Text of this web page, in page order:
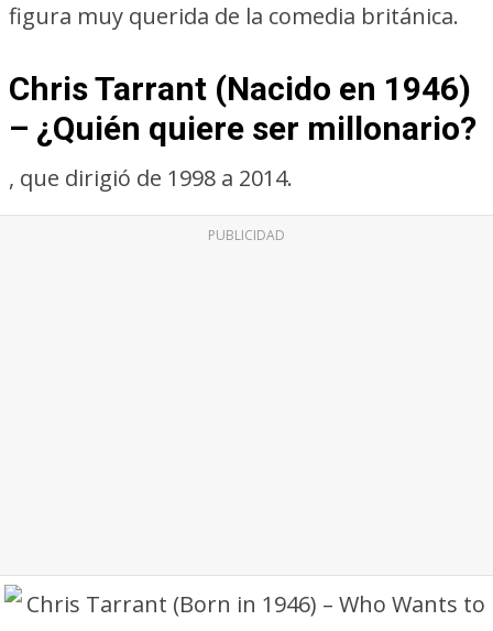
figura muy querida de la comedia británica.
Chris Tarrant (Nacido en 1946)
– ¿Quién quiere ser millonario?
, que dirigió de 1998 a 2014.
PUBLICIDAD